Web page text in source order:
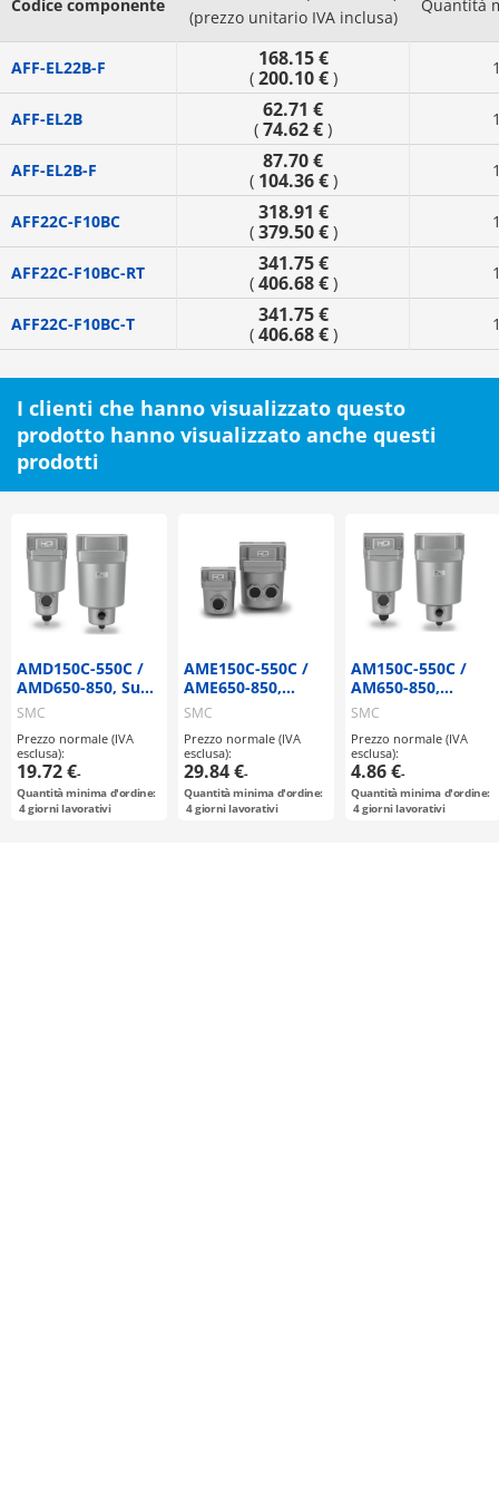
Codice componente
(prezzo unitario IVA inclusa)
Quantità
AFF-EL22B-F 168.15 €
( 200.10 €)
AFF-EL2B 62.71 €
( 74.62 € )
AFF-EL2B-F 87.70 €
( 104.36 €)
AFF22C-F10BC 318.91 €
( 379.50 €)
AFF22C-F10BC-RT 341.75 €
( 406.68 €)
AFF22C-F10BC-T 341.75 €
( 406.68 €)
I clienti che hanno visualizzato questo
prodotto hanno visualizzato anche questi
prodotti
AMD150C-550C /
AMD650-850, Sub-
microfiltro
SMC
Prezzo normale (IVA
esclusa):
19.72 €-
Quantità minima d'ordine:
4giorni lavorativi
AME150C-550C /
AME650-850,
Super Microfiltro
Nuovo modello
SMC
Prezzo normale (IVA
esclusa):
29.84 €-
Quantità minima d'ordine:
4giorni lavorativi
AM150C-550C /
AM650-850,
Microfiltro
SMC
Prezzo normale (IVA
esclusa):
4.86 €-
Quantità minima d'ordine:
4giorni lavorativi